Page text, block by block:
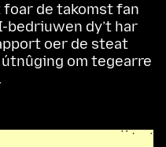
de takomst fan
dy’t har
oer de steat
om tegearre